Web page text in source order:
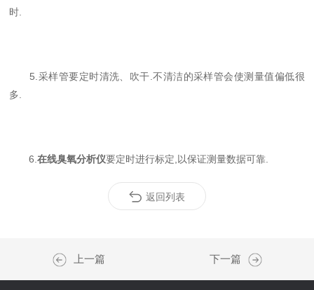
时.
5.采样管要定时清洗、吹干.不清洁的采样管会使测量值偏低很
多.
6.在线臭氧分析仪要定时进行标定,以保证测量数据可靠.
返回列表
上一篇 下一篇